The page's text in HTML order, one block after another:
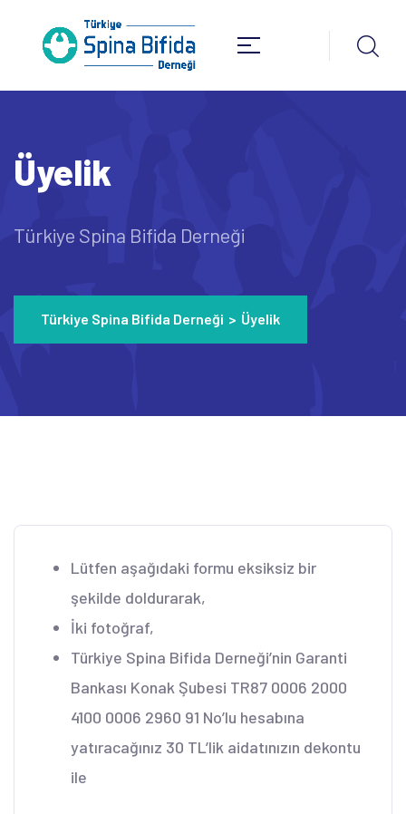
Üyelik
Türkiye Spina Bifida Derneği
Türkiye Spina Bifida Derneği > Üyelik
Lütfen aşağıdaki formu eksiksiz bir
şekilde doldurarak,
İki fotoğraf,
Türkiye Spina Bifida Derneği’nin Garanti
Bankası Konak Şubesi TR87 0006 2000
4100 0006 2960 91 No’lu hesabına
yatıracağınız 30 TL’lik aidatınızın dekontu
ile